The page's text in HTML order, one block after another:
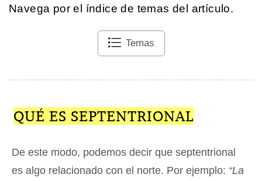
Navega por el índice de temas del artículo.
Temas
QUÉ ES SEPTENTRIONAL
De este modo, podemos decir que septentrional
es algo relacionado con el norte. Por ejemplo: “La